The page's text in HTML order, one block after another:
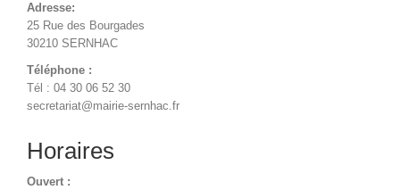
Adresse:
25 Rue des Bourgades
30210 SERNHAC
Téléphone :
Tél : 04 30 06 52 30
secretariat@mairie-sernhac.fr
Horaires
Ouvert :